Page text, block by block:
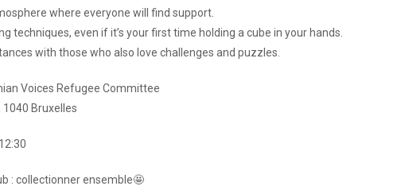
where everyone will find support.
techniques, even if it’s your first time holding a cube in your hands.
with those who also love challenges and puzzles.
Voices Refugee Committee
1040 Bruxelles
: collectionner ensemble🤩